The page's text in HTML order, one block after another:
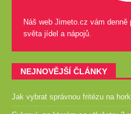
Náš web Jimeto.cz vám
světa jídel a nápojů.
NEJNOVĚJŠÍ ČLÁNKY
Jak vybrat správnou fritézu na